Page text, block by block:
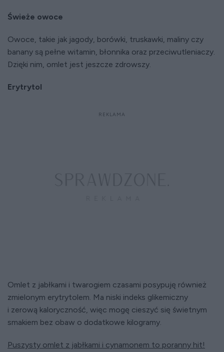
Świeże owoce
Owoce, takie jak jagody, borówki, truskawki, maliny czy
banany są pełne witamin, błonnika oraz przeciwutleniaczy.
Dzięki nim, omlet jest jeszcze zdrowszy.
Erytrytol
Omlet z jabłkami i twarogiem czasami posypuję również
zmielonym erytrytolem. Ma niski indeks glikemiczny
i zerową kaloryczność, więc mogę cieszyć się świetnym
smakiem bez obaw o dodatkowe kilogramy.
Puszysty omlet z jabłkami i cynamonem to poranny hit!